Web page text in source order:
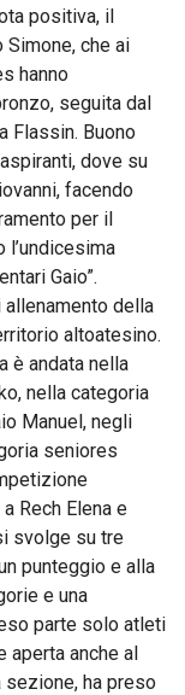
positiva, il
che ai
hanno
seguita dal
Flassin. Buono
dove su
facendo
per il
l’undicesima
Gaio”.
allenamento della
altoatesino.
è andata nella
nella categoria
Manuel, negli
seniores
Rech Elena e
svolge su tre
punteggio e alla
e una
parte solo atleti
aperta anche al
ha preso